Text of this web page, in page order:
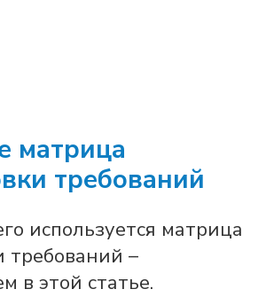
матрица
требований
используется матрица
требований –
в этой статье.